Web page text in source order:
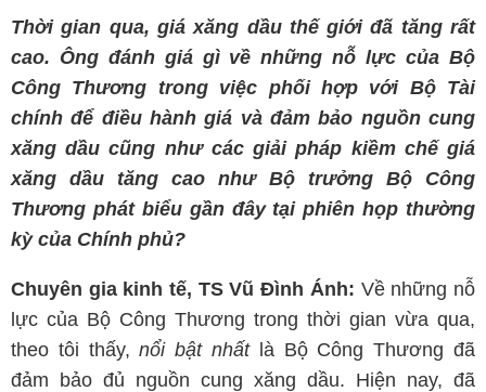
Thời gian qua, giá xăng dầu thế giới đã tăng rất
cao. Ông đánh giá gì về những nỗ lực của Bộ
Công Thương trong việc phối hợp với Bộ Tài
chính để điều hành giá và đảm bảo nguồn cung
xăng dầu cũng như các giải pháp kiềm chế giá
xăng dầu tăng cao như Bộ trưởng Bộ Công
Thương phát biểu gần đây tại phiên họp thường
kỳ của Chính phủ?
Chuyên gia kinh tế, TS Vũ Đình Ánh: Về những nỗ
lực của Bộ Công Thương trong thời gian vừa qua,
theo tôi thấy,nổi bật nhấtlà Bộ Công Thương đã
đảm bảo đủ nguồn cung xăng dầu. Hiện nay, đã